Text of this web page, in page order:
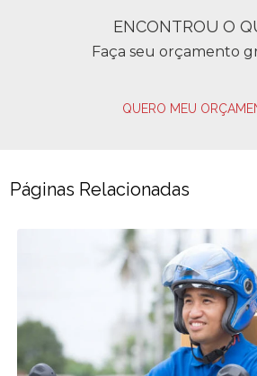
ENCONTROU O
Faça seu orçamento
QUERO MEU
Páginas Relacionadas